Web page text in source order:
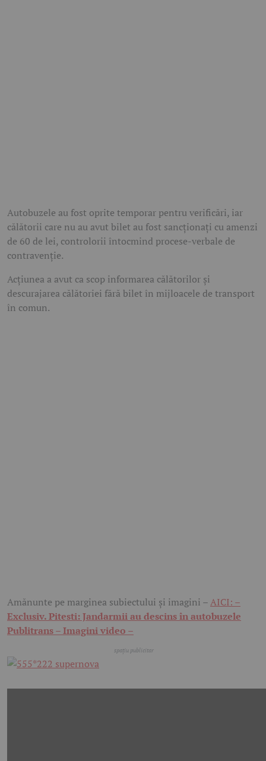
Autobuzele au fost oprite temporar pentru verificări, iar
călătorii care nu au avut bilet au fost sancționați cu amenzi
de 60 de lei, controlorii întocmind procese-verbale de
contravenție.
Acțiunea a avut ca scop informarea călătorilor și
descurajarea călătoriei fără bilet în mijloacele de transport
în comun.
Amănunte pe marginea subiectului și imagini –AICI: –
Exclusiv. Pitesti: Jandarmii au descins în autobuzele
Publitrans – Imagini video –